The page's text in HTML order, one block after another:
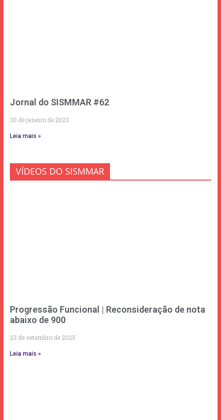
Jornal do SISMMAR #62
30 de janeiro de 2023
Leia mais »
VÍDEOS DO SISMMAR
Progressão Funcional | Reconsideração de nota
abaixo de 900
23 de setembro de 2025
Leia mais »